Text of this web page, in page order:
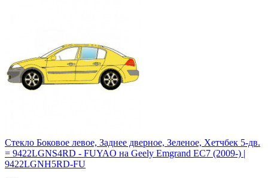
Стекло Боковое левое, Заднее дверное, Зеленое, Хетчбек 5-дв.
= 9422LGNS4RD - FUYAO на Geely Emgrand EC7 (2009-) |
9422LGNH5RD-FU